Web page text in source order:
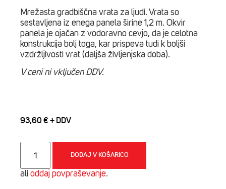
Mrežasta gradbiščna vrata za ljudi. Vrata so
sestavljena iz enega panela širine 1,2 m. Okvir
panela je ojačan z vodoravno cevjo, da je celotna
konstrukcija bolj toga, kar prispeva tudi k boljši
vzdržljivosti vrat (daljša življenjska doba).
V ceni ni vključen DDV.
93,60 €
Gradbiščna
vrata
prehod
ljudi
DODAJ V KOŠARICO
ali oddaj povpraševanje.